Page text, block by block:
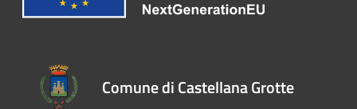
Comune di Castellana Grotte